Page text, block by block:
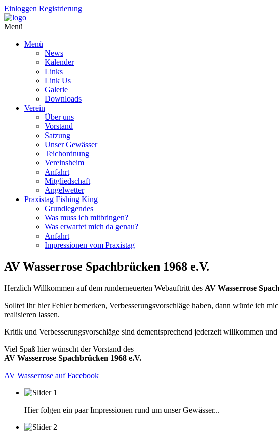
Einloggen Registrierung
Menü
Menü
News
Kalender
Links
Link Us
Galerie
Downloads
Verein
Über uns
Vorstand
Satzung
Unser Gewässer
Teichordnung
Vereinsheim
Anfahrt
Mitgliedschaft
Angelwetter
Praxistag Fishing King
Grundlegendes
Was muss ich mitbringen?
Was erwartet mich da genau?
Anfahrt
Impressionen vom Praxistag
AV Wasserrose Spachbrücken 1968 e.V.
Herzlich Willkommen auf dem runderneuerten Webauftritt des AV Wasserrose
Solltet Ihr hier Fehler bemerken, Verbesserungsvorschläge haben, dann würde ich
realisieren lassen.
Kritik und Verbesserungsvorschläge sind dementsprechend jederzeit willkommen und
Viel Spaß hier wünscht der Vorstand des
AV Wasserrose Spachbrücken 1968 e.V.
AV Wasserrose auf Facebook
Hier folgen ein paar Impressionen rund um unser Gewässer...